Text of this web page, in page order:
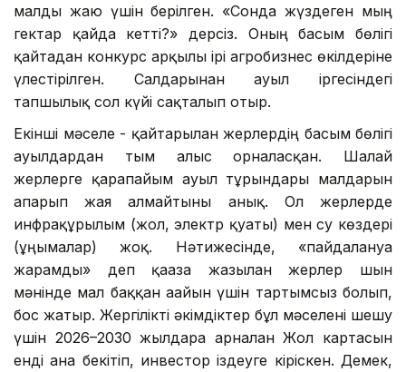
малды жаю үшін берілген. «Сонда жүздеген мың
гектар қайда кетті?» дерсіз. Оның басым бөлігі
қайтадан конкурс арқылы ірі агробизнес өкілдеріне
үлестірілген. Салдарынан ауыл іргесіндегі
тапшылық сол күйі сақталып отыр.
Екінші мәселе - қайтарылған жерлердің басым бөлігі
ауылдардан тым алыс орналасқан. Шалғай
жерлерге қарапайым ауыл тұрғындары малдарын
апарып жая алмайтыны анық. Ол жерлерде
инфрақұрылым (жол, электр қуаты) мен су көздері
(ұңғымалар) жоқ. Нәтижесінде, «пайдалануға
жарамды» деп қағазға жазылған жерлер шын
мәнінде мал баққан ағайын үшін тартымсыз болып,
бос жатыр. Жергілікті әкімдіктер бұл мәселені шешу
үшін 2026–2030 жылдарға арналған Жол картасын
енді ғана бекітіп, инвестор іздеуге кіріскен. Демек,